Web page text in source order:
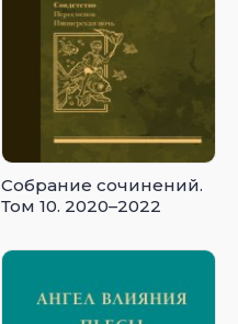
Собрание сочинений.
Том 10. 2020–2022